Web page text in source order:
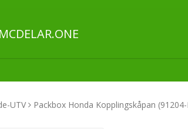
MCDELAR.ONE
UTV Packbox Honda Kopplingskåpan